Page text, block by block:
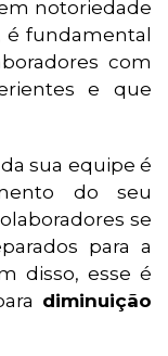
notoriedade
é fundamental
com
e que
sua equipe é
do seu
se
para a
disso, esse é
diminuição